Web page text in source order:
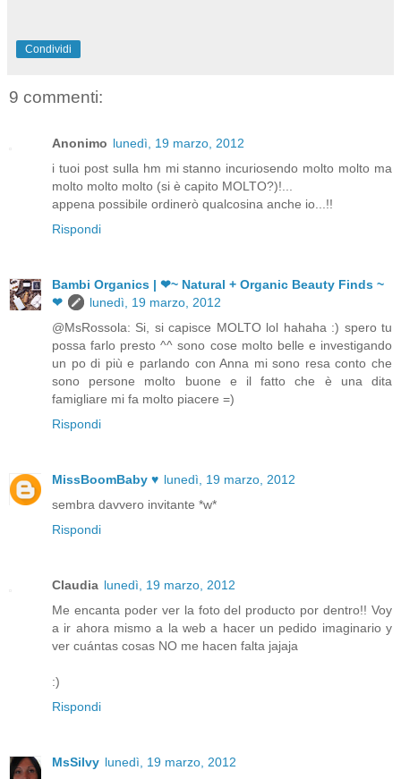
Condividi
9 commenti:
Anonimo lunedì, 19 marzo, 2012
i tuoi post sulla hm mi stanno incuriosendo molto molto ma
molto molto molto (si è capito MOLTO?)!...
appena possibile ordinerò qualcosina anche io...!!
Rispondi
Bambi Organics | ❤~ Natural + Organic Beauty Finds ~
❤
lunedì, 19 marzo, 2012
@MsRossola: Si, si capisce MOLTO lol hahaha :) spero tu
possa farlo presto ^^ sono cose molto belle e investigando
un po di più e parlando con Anna mi sono resa conto che
sono persone molto buone e il fatto che è una dita
famigliare mi fa molto piacere =)
Rispondi
MissBoomBaby ♥ lunedì, 19 marzo, 2012
sembra davvero invitante *w*
Rispondi
Claudia lunedì, 19 marzo, 2012
Me encanta poder ver la foto del producto por dentro!! Voy
a ir ahora mismo a la web a hacer un pedido imaginario y
ver cuántas cosas NO me hacen falta jajaja
:)
Rispondi
MsSilvy lunedì, 19 marzo, 2012